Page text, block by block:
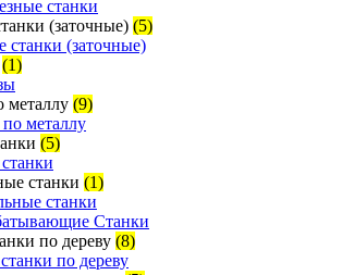
(заточные) (5)
(1)
(9)
(5)
станки (1)
Станки
по дереву (8)